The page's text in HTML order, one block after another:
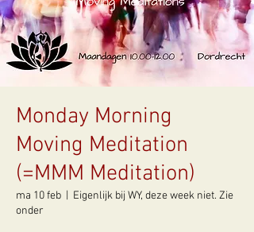
Monday Morning
Moving Meditation
(=MMM Meditation)
ma 10 feb
Eigenlijk bij WY, deze week niet. Zie
onder